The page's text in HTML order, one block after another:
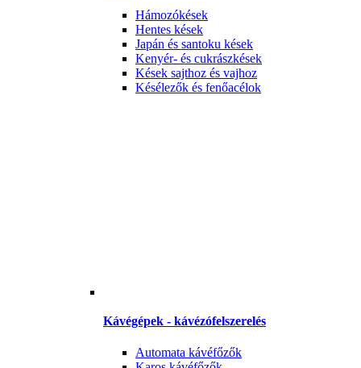
Hámozókések
Hentes kések
Japán és santoku kések
Kenyér- és cukrászkések
Kések sajthoz és vajhoz
Késélezők és fenőacélok
Kávégépek - kávézófelszerelés
Automata kávéfőzők